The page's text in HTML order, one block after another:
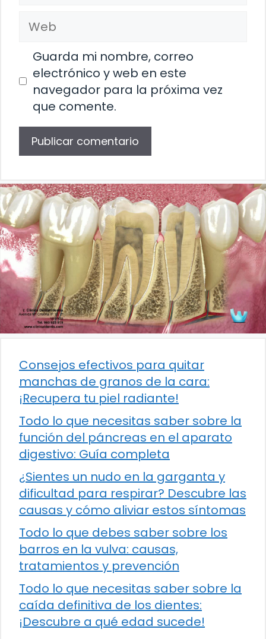
Web
Guarda mi nombre, correo
electrónico y web en este
navegador para la próxima vez
que comente.
Consejos efectivos para quitar
manchas de granos de la cara:
¡Recupera tu piel radiante!
Todo lo que necesitas saber sobre la
función del páncreas en el aparato
digestivo: Guía completa
¿Sientes un nudo en la garganta y
dificultad para respirar? Descubre las
causas y cómo aliviar estos síntomas
Todo lo que debes saber sobre los
barros en la vulva: causas,
tratamientos y prevención
Todo lo que necesitas saber sobre la
caída definitiva de los dientes:
¡Descubre a qué edad sucede!